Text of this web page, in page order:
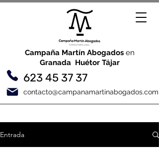
Campaña Martín Abogadosen
Granada Huétor Tájar
623 45 37 37
contacto@campanamartinabogados.com
Entrada